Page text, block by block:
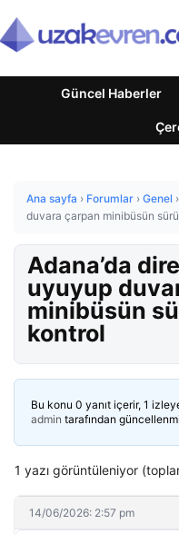
Güncel Haberler
Ana sayfa › Forumlar › Genel ›
duvara çarpan minibüsün
Adana’da
uyuyup
minibüsün
kontrol
Bu konu 0 yanıt içerir, 1
admin tarafından
1 yazı görüntüleniyor
14/06/2026: 2:57 pm